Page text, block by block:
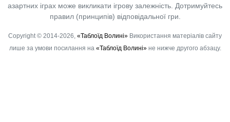
азартних іграх може викликати ігрову залежність. Дотримуйтесь
правил (принципів) відповідальної гри.
Copyright © 2014-2026, «Таблоїд Волині» Використання матеріалів сайту
лише за умови посилання на «Таблоїд Волині»не нижче другого абзацу.